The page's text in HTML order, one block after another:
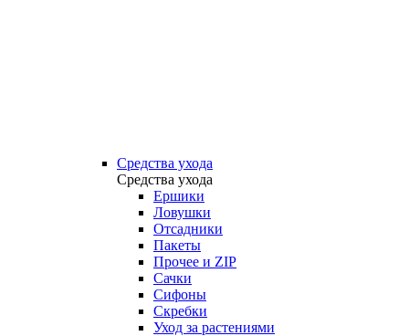
Средства ухода
Средства ухода
Ершики
Ловушки
Отсадники
Пакеты
Прочее и ZIP
Сачки
Сифоны
Скребки
Уход за растениями